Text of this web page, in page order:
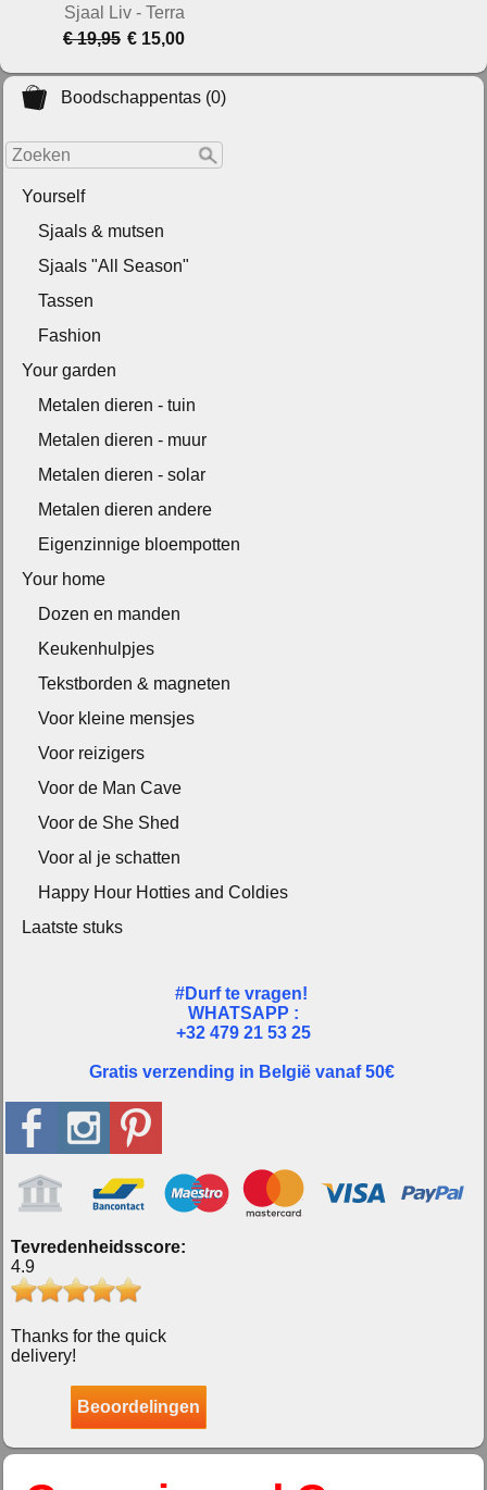
Boodschappentas (0)
Yourself
Sjaals & mutsen
Sjaals "All Season"
Tassen
Fashion
Your garden
Metalen dieren - tuin
Metalen dieren - muur
Metalen dieren - solar
Metalen dieren andere
Eigenzinnige bloempotten
Your home
Dozen en manden
Keukenhulpjes
Tekstborden & magneten
Voor kleine mensjes
Voor reizigers
Voor de Man Cave
Voor de She Shed
Voor al je schatten
Happy Hour Hotties and Coldies
Laatste stuks
#Durf te vragen!
WHATSAPP :
+32 479 21 53 25
Gratis verzending in België vanaf 50€
Tevredenheidsscore:
4.9
Thanks for the quick
delivery!
Beoordelingen
Sjaal Liv - Terra
€ 19,95 € 15,00